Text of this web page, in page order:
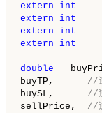
extern
int
extern
int
extern
int
extern
int
double
buyTP, //
buySL, //
sellPrice, //